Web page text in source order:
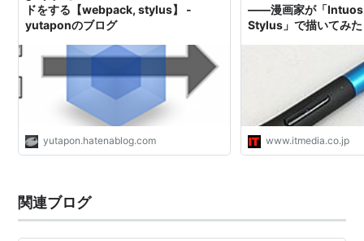
ドをする【webpack, stylus】 -
yutaponのブログ
yutapon.hatenablog.com
――漫画家が「
Stylus」で描いてみた
www.itmedia.co.jp
関連ブログ